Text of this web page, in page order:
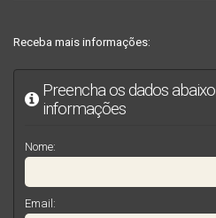
Receba mais informações:
Preencha os dados
informações
Nome:
Email: